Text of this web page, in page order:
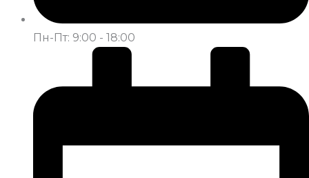
Пн-Пт: 9:00 - 18:00